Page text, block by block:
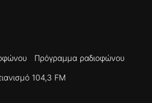
Πρόγραμμα ραδιοφώνου
104,3 FM